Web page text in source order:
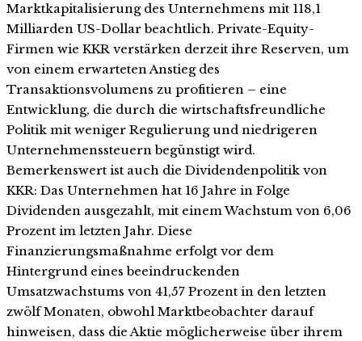
Marktkapitalisierung des Unternehmens mit 118,1
Milliarden US-Dollar beachtlich. Private-Equity-
Firmen wie KKR verstärken derzeit ihre Reserven, um
von einem erwarteten Anstieg des
Transaktionsvolumens zu profitieren – eine
Entwicklung, die durch die wirtschaftsfreundliche
Politik mit weniger Regulierung und niedrigeren
Unternehmenssteuern begünstigt wird.
Bemerkenswert ist auch die Dividendenpolitik von
KKR: Das Unternehmen hat 16 Jahre in Folge
Dividenden ausgezahlt, mit einem Wachstum von 6,06
Prozent im letzten Jahr. Diese
Finanzierungsmaßnahme erfolgt vor dem
Hintergrund eines beeindruckenden
Umsatzwachstums von 41,57 Prozent in den letzten
zwölf Monaten, obwohl Marktbeobachter darauf
hinweisen, dass die Aktie möglicherweise über ihrem